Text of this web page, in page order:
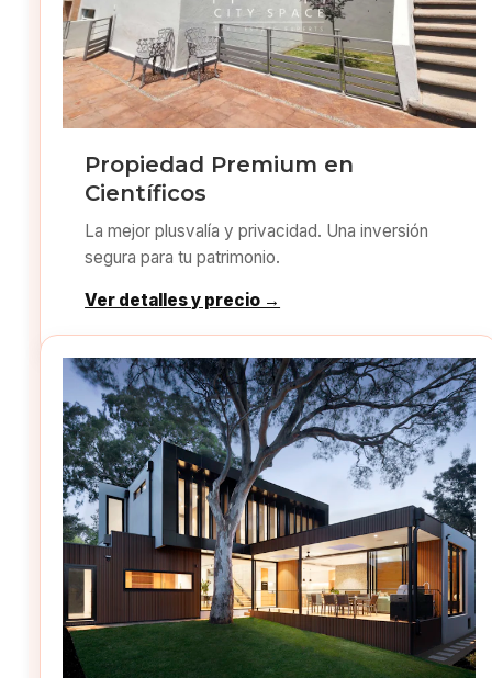
Propiedad Premium en
Científicos
La mejor plusvalía y privacidad. Una inversión
segura para tu patrimonio.
Ver detalles y precio →